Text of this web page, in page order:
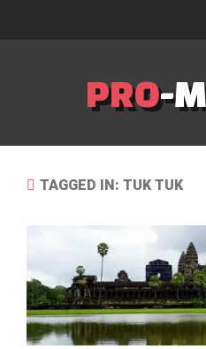
PRO-
TAGGED IN: TUK TUK